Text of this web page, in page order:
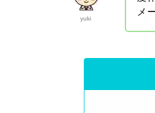
yuki
メ